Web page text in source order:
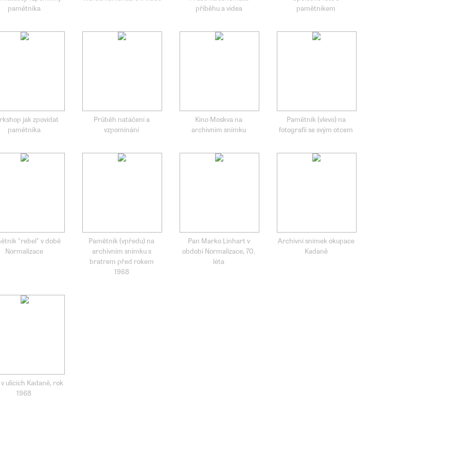
pamětníka
příběhu a videa
pamětníkem
jak zpovídat
pamětníka
Průběh natáčení a
vzpomínání
Kino Moskva na
archivním snímku
Pamětník (vlevo) na
fotografii se svým otcem
"rebel" v době
Normalizace
Pamětník (vpředu) na
archivním snímku s
bratrem před rokem
1968
Pan Marko Linhart v
období Normalizace, 70.
léta
Archivní snímek okupace
Kadaně
ulicích Kadaně, rok
1968